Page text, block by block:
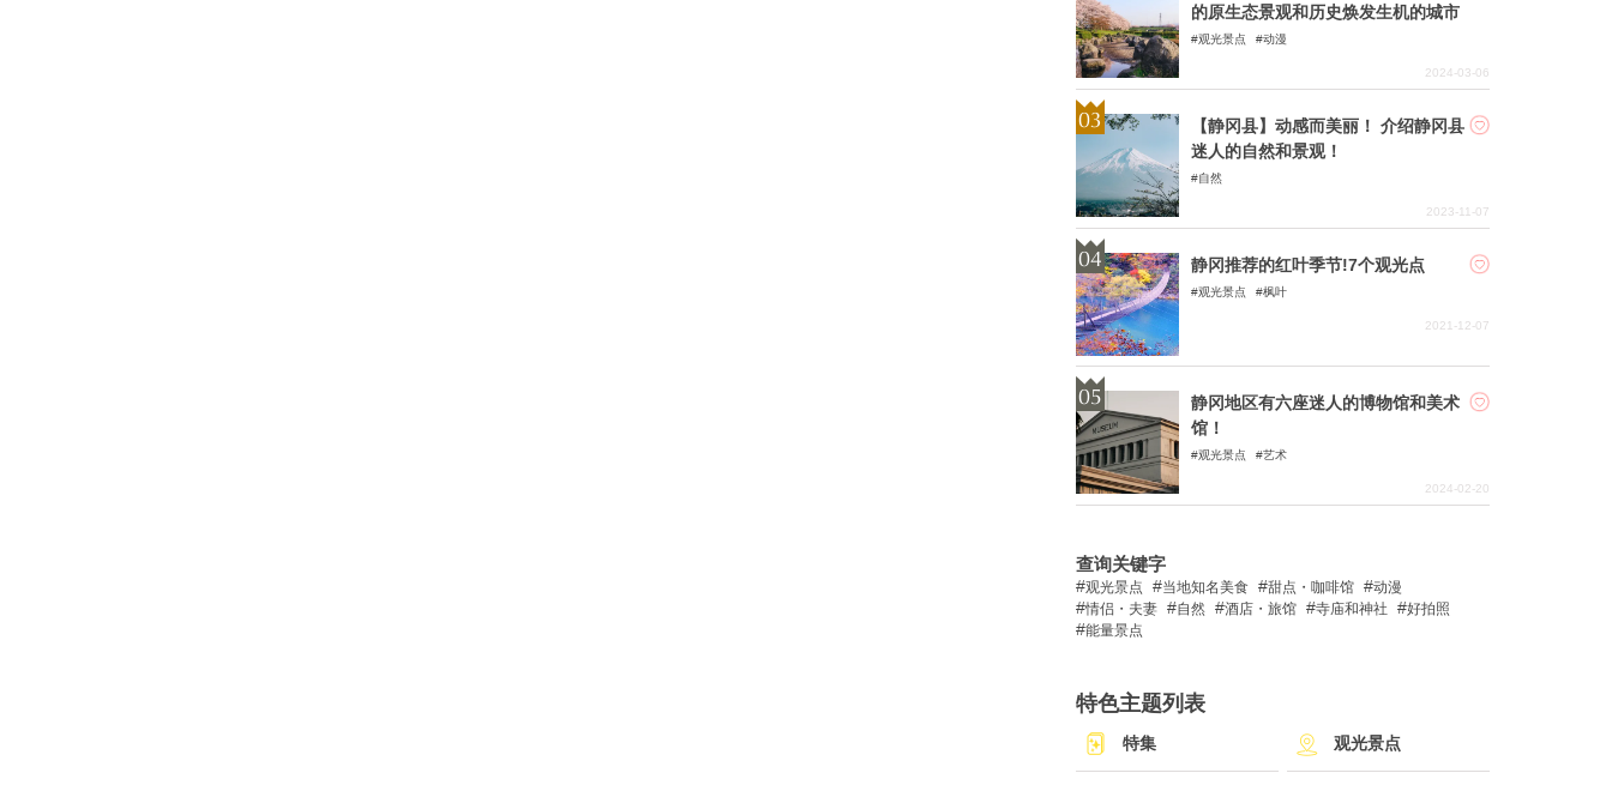
的原生态景观和历史焕发生机的城市
观光景点 动漫
2024-03-06
【静冈县】动感而美丽！ 介绍静冈县
迷人的自然和景观！
自然
2023-11-07
静冈推荐的红叶季节!7个观光点
观光景点 枫叶
2021-12-07
静冈地区有六座迷人的博物馆和美术
馆！
观光景点 艺术
2024-02-20
查询关键字
观光景点 当地知名美食 甜点・咖啡馆
动漫
情侣・夫妻
自然 酒店・旅馆 寺庙和神社
好拍照
能量景点
特色主题列表
特集 观光景点